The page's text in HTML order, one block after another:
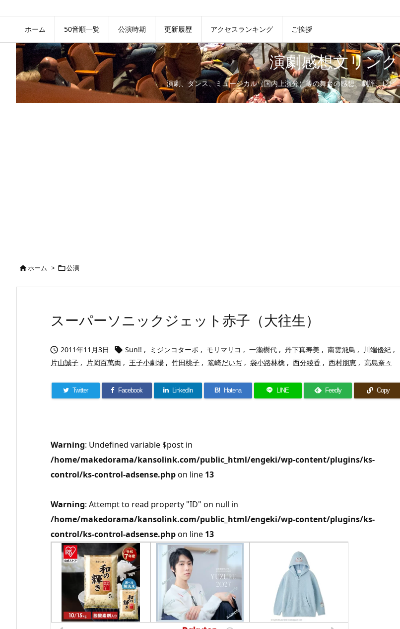
ホーム 50音順一覧 公演時期 更新履歴 アクセスランキング ご挨拶
演劇感想文リンク
演劇、ダンス、ミュージカル（国内上演分）等の舞台の感想、劇評、レ
ホーム > 公演
スーパーソニックジェット赤子（大往生）
 2011年11月3日  Sun!! , ミジンコターボ , モリマリコ , 一瀬樹代 , 丹下真寿美 , 南雲飛鳥 , 川端優紀 ,
片山誠子 , 片岡百萬両 , 王子小劇場 , 竹田桃子 , 篭崎だいぢ , 袋小路林檎 , 西分綾香 , 西村朋恵 , 高島奈々
Twitter Facebook LinkedIn B! Hatena LINE Feedly Copy
Warning: Undefined variable $post in
/home/makedorama/kansolink.com/public_html/engeki/wp-content/plugins/ks-
control/ks-control-adsense.phpon line 13
Warning: Attempt to read property "ID" on null in
/home/makedorama/kansolink.com/public_html/engeki/wp-content/plugins/ks-
control/ks-control-adsense.phpon line 13